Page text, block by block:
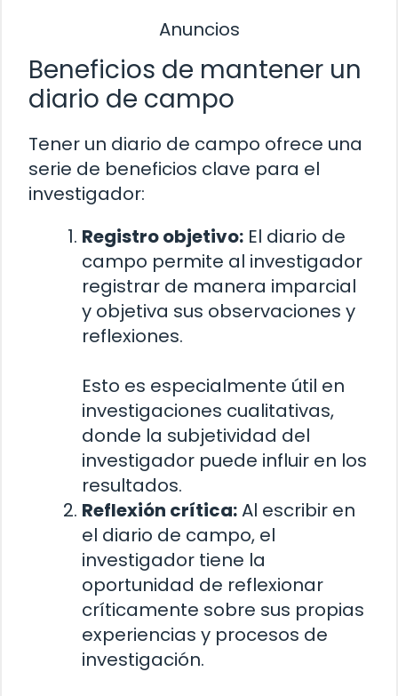
Anuncios
Beneficios de mantener un
diario de campo
Tener un diario de campo ofrece una
serie de beneficios clave para el
investigador:
Registro objetivo: El diario de
campo permite al investigador
registrar de manera imparcial
y objetiva sus observaciones y
reflexiones.
Esto es especialmente útil en
investigaciones cualitativas,
donde la subjetividad del
investigador puede influir en los
resultados.
Reflexión crítica:Al escribir en
el diario de campo, el
investigador tiene la
oportunidad de reflexionar
críticamente sobre sus propias
experiencias y procesos de
investigación.